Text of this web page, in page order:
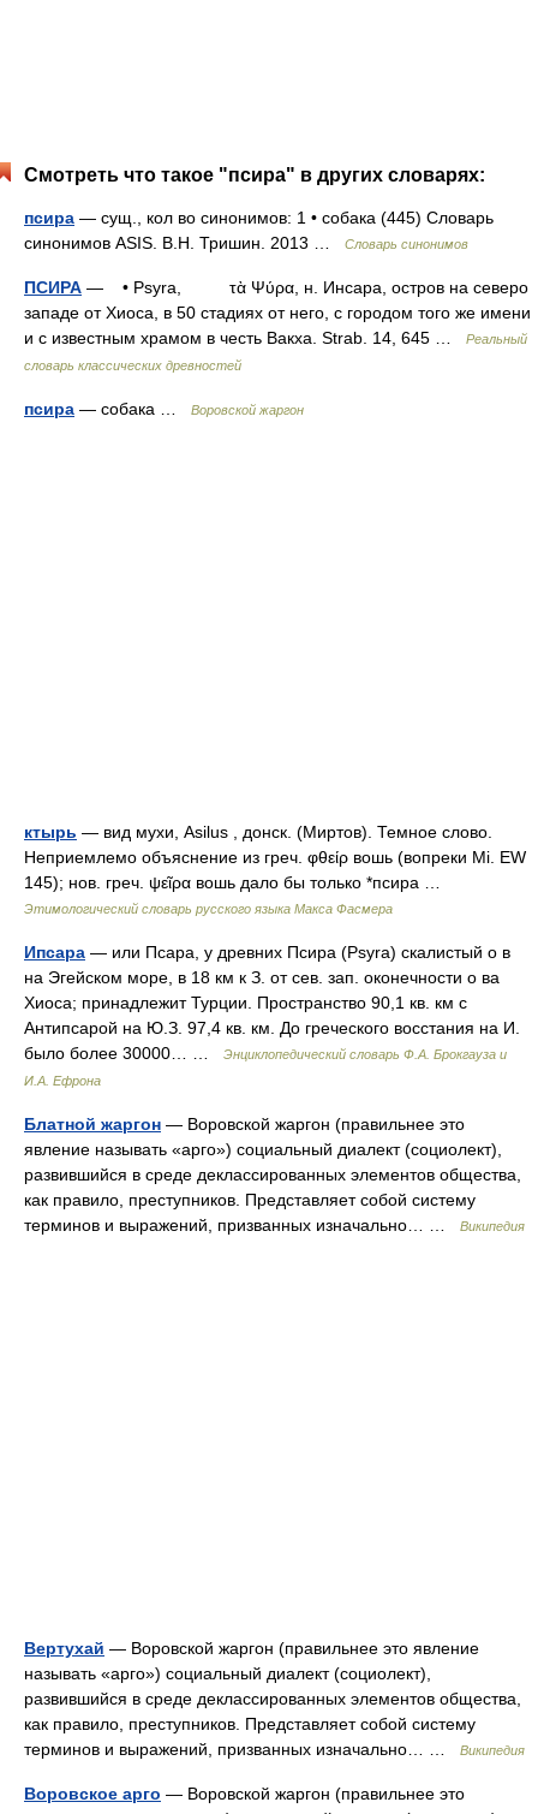
Смотреть что такое "псира" в других словарях:
псира — сущ., кол во синонимов: 1 • собака (445) Словарь
синонимов ASIS. В.Н. Тришин. 2013 …
Словарь синонимов
ПСИРА — • Psyra, τὰ Ψύρα, н. Инсара, остров на северо
западе от Хиоса, в 50 стадиях от него, с городом того же имени
и с известным храмом в честь Вакха. Strab. 14, 645 …
Реальный
словарь классических древностей
псира — собака … Воровской жаргон
ктырь — вид мухи, Asilus , донск. (Миртов). Темное слово.
Неприемлемо объяснение из греч. φθείρ вошь (вопреки Мi. ЕW
145); нов. греч. ψεῖρα вошь дало бы только *псира …
Этимологический словарь русского языка Макса Фасмера
Ипсара — или Псара, у древних Псира (Psyra) скалистый о в
на Эгейском море, в 18 км к З. от сев. зап. оконечности о ва
Хиоса; принадлежит Турции. Пространство 90,1 кв. км с
Антипсарой на Ю.З. 97,4 кв. км. До греческого восстания на И.
было более 30000… …
Энциклопедический словарь Ф.А. Брокгауза и
И.А. Ефрона
Блатной жаргон — Воровской жаргон (правильнее это
явление называть «арго») социальный диалект (социолект),
развившийся в среде деклассированных элементов общества,
как правило, преступников. Представляет собой систему
терминов и выражений, призванных изначально… …
Википедия
Вертухай — Воровской жаргон (правильнее это явление
называть «арго») социальный диалект (социолект),
развившийся в среде деклассированных элементов общества,
как правило, преступников. Представляет собой систему
терминов и выражений, призванных изначально… …
Википедия
Воровское арго — Воровской жаргон (правильнее это